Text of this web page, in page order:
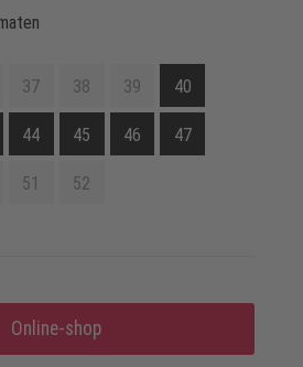
37 38 39 40
44 45 46 47
51 52
Online-shop